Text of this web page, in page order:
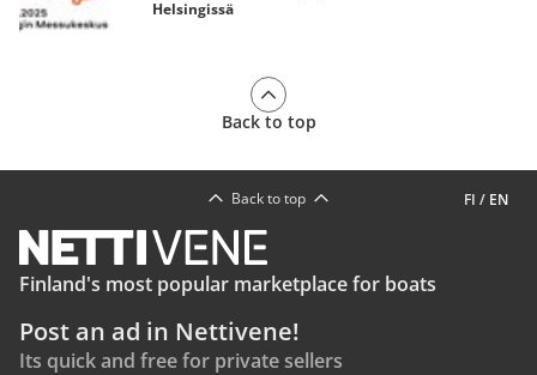
Helsingissä
Back to top
FI / EN
Back to top
Finland's most popular marketplace for boats
Post an ad in Nettivene!
Its quick and free for private sellers